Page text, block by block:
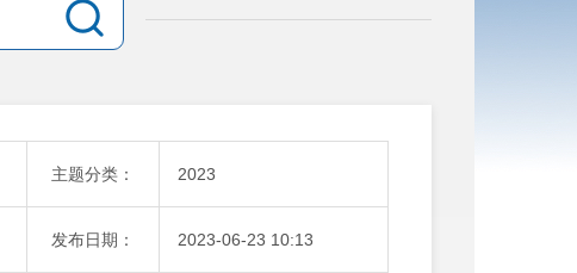
主题分类： 2023
发布日期： 2023-06-23 10:13